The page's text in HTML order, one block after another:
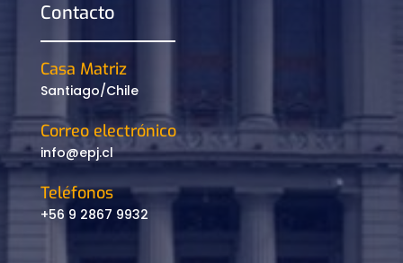
Contacto
Casa Matriz
Santiago/Chile
Correo electrónico
info@epj.cl
Teléfonos
+56 9 2867 9932